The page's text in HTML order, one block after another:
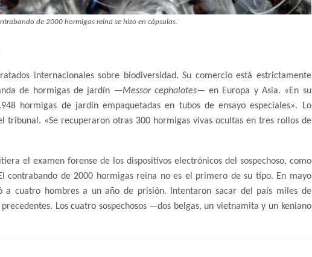
de 2000 hormigas reina se hizo en cápsulas.
internacionales sobre biodiversidad. Su comercio está estrictamente
de hormigas de jardín —Messor cephalotes— en Europa y Asia. «En su
hormigas de jardín empaquetadas en tubos de ensayo especiales». Lo
tribunal. «Se recuperaron otras 300 hormigas vivas ocultas en tres rollos de
el examen forense de los dispositivos electrónicos del sospechoso, como
contrabando de 2000 hormigas reina no es el primero de su tipo. En mayo
a cuatro hombres a un año de prisión. Intentaron sacar del país miles de
Los cuatro sospechosos —dos belgas, un vietnamita y un keniano